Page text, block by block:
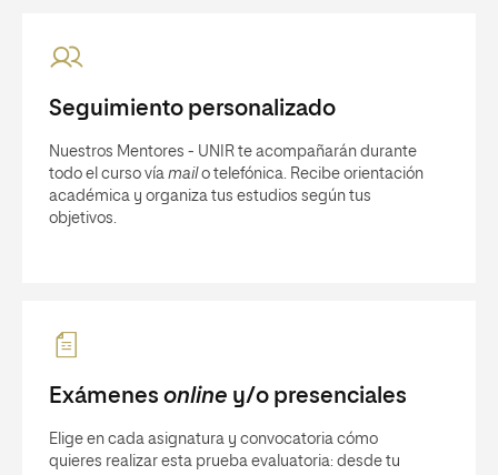
Seguimiento personalizado
Nuestros Mentores - UNIR te acompañarán durante
todo el curso vía mail o telefónica. Recibe orientación
académica y organiza tus estudios según tus
objetivos.
Exámenes online y/o presenciales
Elige en cada asignatura y convocatoria cómo
quieres realizar esta prueba evaluatoria: desde tu